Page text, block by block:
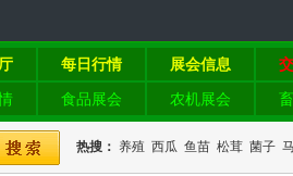
每日行情 展会信息
食品展会 农机展会
热搜： 养殖 西瓜 鱼苗 松茸 菌子